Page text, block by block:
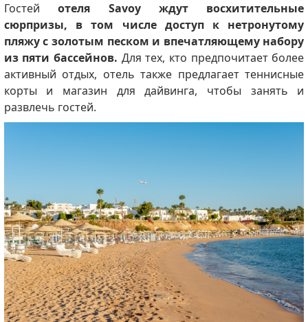
Гостейотеля Savoy ждут восхитительные
сюрпризы, в том числе доступ к нетронутому
пляжу с золотым песком и впечатляющему набору
из пяти бассейнов. Для тех, кто предпочитает более
активный отдых, отель также предлагает теннисные
корты и магазин для дайвинга, чтобы занять и
развлечь гостей.